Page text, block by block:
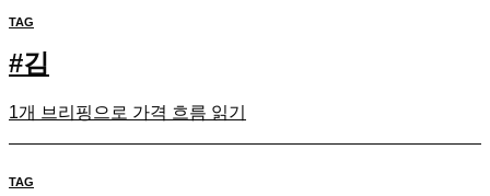
TAG
#김
1개 브리핑으로 가격 흐름 읽기
TAG